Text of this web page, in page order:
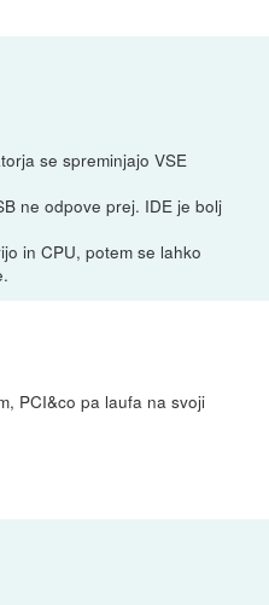
se spreminjajo VSE
ne odpove prej. IDE je bolj
in CPU, potem se lahko
PCI&co pa laufa na svoji